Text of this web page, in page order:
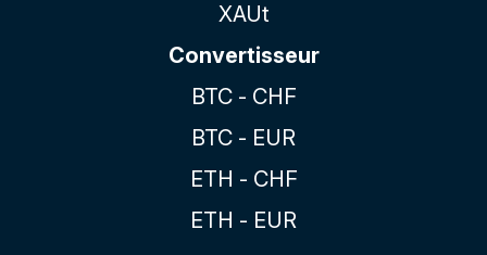
XAUt
Convertisseur
BTC - CHF
BTC - EUR
ETH - CHF
ETH - EUR